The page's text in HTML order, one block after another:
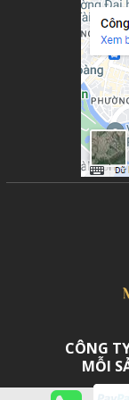
1.2. Những
Tết Nguyên
Khi chọn quà Tết
yếu tố văn hóa và
phạm húy có thể
Hãy ghi nhớ danh
Vật sắc nhọn
quan niệm xưa,
tượng trưng cho
Khăn tay
nước mắt, gợi
Mang
CÔNG
MỖI